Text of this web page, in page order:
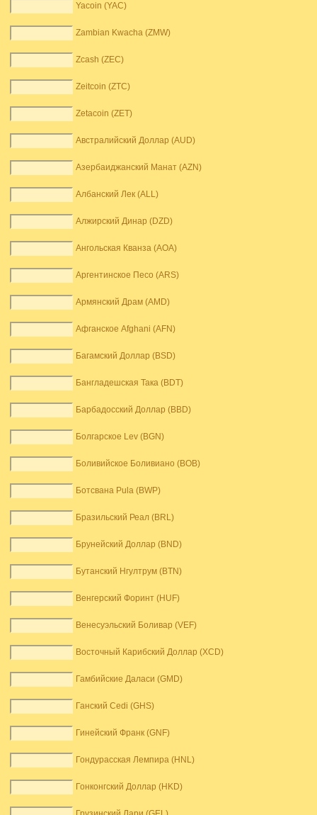
Yacoin (YAC)
Zambian Kwacha (ZMW)
Zcash (ZEC)
Zeitcoin (ZTC)
Zetacoin (ZET)
Австралийский Доллар (AUD)
Азербаиджанский Манат (AZN)
Албанский Лек (ALL)
Алжирский Динар (DZD)
Ангольская Кванза (AOA)
Аргентинское Песо (ARS)
Армянский Драм (AMD)
Афганское Afghani (AFN)
Багамский Доллар (BSD)
Бангладешская Така (BDT)
Барбадосский Доллар (BBD)
Болгарское Lev (BGN)
Боливийское Боливиано (BOB)
Ботсвана Pula (BWP)
Бразильский Реал (BRL)
Брунейский Доллар (BND)
Бутанский Нгултрум (BTN)
Венгерский Форинт (HUF)
Венесуэльский Боливар (VEF)
Восточный Карибский Доллар (XCD)
Гамбийские Даласи (GMD)
Ганский Cedi (GHS)
Гинейский Франк (GNF)
Гондурасская Лемпира (HNL)
Гонконгский Доллар (HKD)